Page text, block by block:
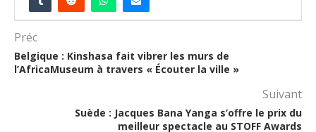
Préc
Belgique : Kinshasa fait vibrer les murs de
l’AfricaMuseum à travers « Écouter la ville »
Suivant
Suède : Jacques Bana Yanga s’offre le prix du
meilleur spectacle au STOFF Awards